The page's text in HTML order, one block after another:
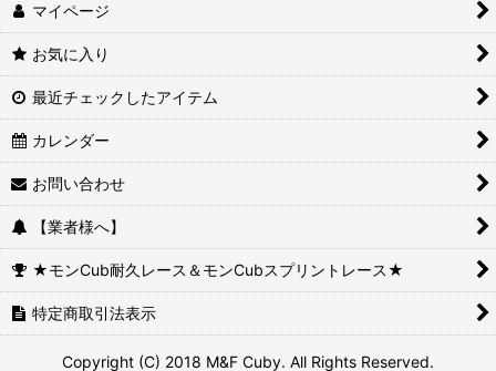
マイページ
お気に入り
最近チェックしたアイテム
カレンダー
お問い合わせ
【業者様へ】
★モンCub耐久レース＆モンCubスプリントレース★
特定商取引法表示
Copyright (C) 2018 M&F Cuby. All Rights Reserved.